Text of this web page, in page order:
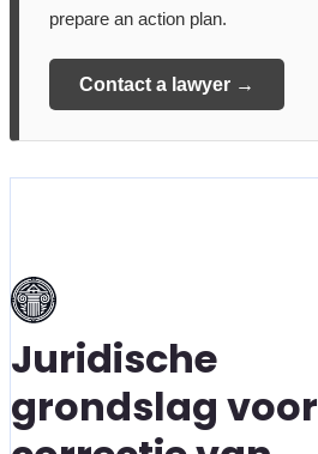
prepare an action plan.
Contact a lawyer →
Juridische
grondslag voor